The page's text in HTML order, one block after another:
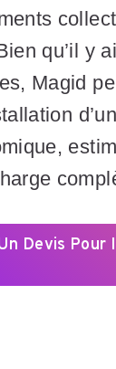
qu’il y
Magid
Devis